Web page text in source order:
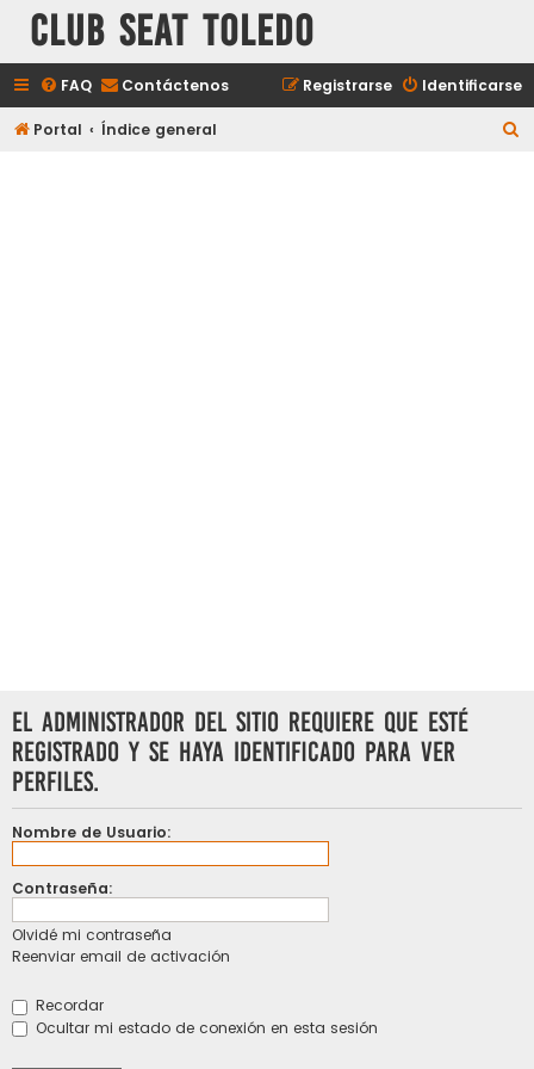
Club Seat Toledo
FAQ Contáctenos Identificarse
Registrarse
Portal Índice general
El administrador del sitio requiere que esté
registrado y se haya identificado para ver
perfiles.
Nombre de Usuario:
Contraseña:
Olvidé mi contraseña
Reenviar email de activación
Recordar
Ocultar mi estado de conexión en esta sesión